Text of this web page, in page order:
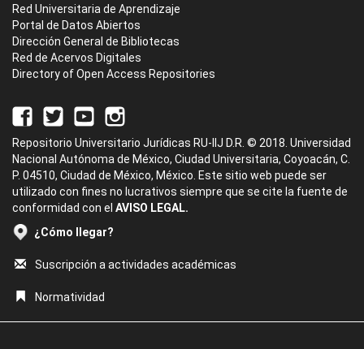
Red Universitaria de Aprendizaje
Portal de Datos Abiertos
Dirección General de Bibliotecas
Red de Acervos Digitales
Directory of Open Access Repositories
Repositorio Universitario Jurídicas RU-IIJ D.R. © 2018. Universidad
Nacional Autónoma de México, Ciudad Universitaria, Coyoacán, C.
P. 04510, Ciudad de México, México. Este sitio web puede ser
utilizado con fines no lucrativos siempre que se cite la fuente de
conformidad con el AVISO LEGAL.
¿Cómo llegar?
Suscripción a actividades académicas
Normatividad